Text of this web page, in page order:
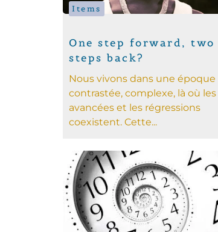
Items
One step forward, two
steps back?
Nous vivons dans une époque
contrastée, complexe, là où les
avancées et les régressions
coexistent. Cette...